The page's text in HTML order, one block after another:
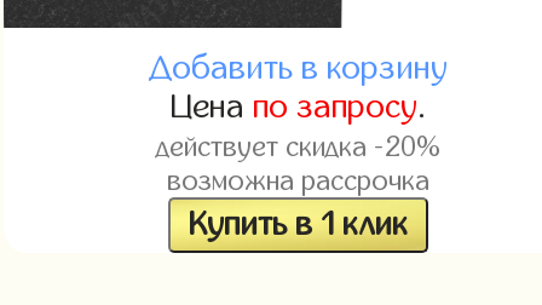
Добавить в корзину
Цена по запросу.
действует скидка -20%
возможна рассрочка
Купить в 1 клик